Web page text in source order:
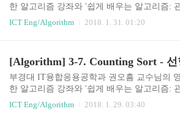
한 알고리즘 강좌와 '쉽게 배우는 알고리즘:
병로'등을 통한 알고리즘 학습 강좌 링크3-8.
와 마찬가지로 non-comparison Sort이다
d인 영문자도 가능하다.가장 낮은 자리수부
각의 단계가 진행될 때, 반드시 stable해야 한
있을때 입력에 먼저 나오는 값이 출력에서도
ICT Eng/Algorithm 2018. 1. 31. 01:20
[Algorithm] 3-7. Counting Sort -
부경대 IT융합응용공학과 권오흠 교수님의
한 알고리즘 강좌와 '쉽게 배우는 알고리즘:
병로'등을 통한 알고리즘 학습 강좌 링크3-7.
간 정렬 알고리즘선형시간 = O(n)즉,
ICT Eng/Algorithm 2018. 1. 29. 03:40